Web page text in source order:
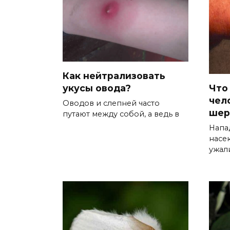
Как нейтрализовать
укусы овода?
Оводов и слепней часто
путают между собой, а ведь в
Что